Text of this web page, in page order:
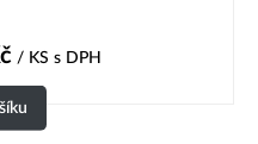
/ KS s DPH